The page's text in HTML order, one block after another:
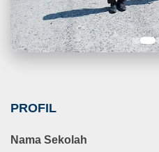
PROFIL
Nama Sekolah